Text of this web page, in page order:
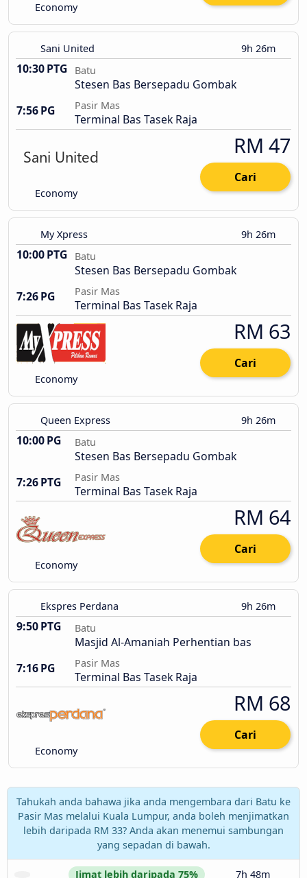
Economy
Sani United 9h 26m
10:30 PTG Batu
Stesen Bas Bersepadu Gombak
7:56 PG
Pasir Mas
Terminal Bas Tasek Raja
Economy
RM 47
Cari
My Xpress 9h 26m
10:00 PTG Batu
Stesen Bas Bersepadu Gombak
7:26 PG
Pasir Mas
Terminal Bas Tasek Raja
Economy
RM 63
Cari
Queen Express 9h 26m
10:00 PG Batu
Stesen Bas Bersepadu Gombak
7:26 PTG
Pasir Mas
Terminal Bas Tasek Raja
Economy
RM 64
Cari
Ekspres Perdana 9h 26m
9:50 PTG Batu
Masjid Al-Amaniah Perhentian bas
7:16 PG
Pasir Mas
Terminal Bas Tasek Raja
Economy
RM 68
Cari
Tahukah anda bahawa jika anda mengembara dari Batu ke
Pasir Mas melalui Kuala Lumpur, anda boleh menjimatkan
lebih daripada RM 33? Anda akan menemui sambungan
yang sepadan di bawah.
Jimat lebih daripada 75% 7h 48m